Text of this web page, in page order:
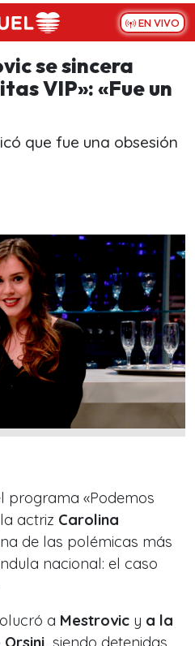
EN VIVO
se sincera
VIP»: «Fue un
que fue una obsesión
programa «Podemos
actriz Carolina
de las polémicas más
nacional: el caso
a Mestrovic y a la
siendo detenidas